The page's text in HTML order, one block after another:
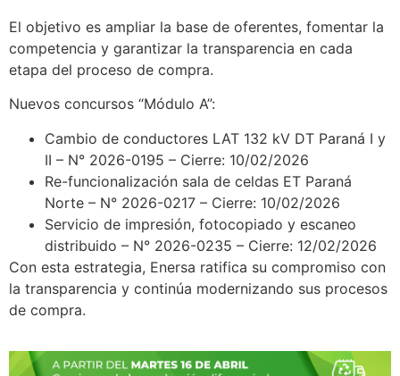
El objetivo es ampliar la base de oferentes, fomentar la
competencia y garantizar la transparencia en cada
etapa del proceso de compra.
Nuevos concursos “Módulo A”:
Cambio de conductores LAT 132 kV DT Paraná I y
II – N° 2026-0195 – Cierre: 10/02/2026
Re-funcionalización sala de celdas ET Paraná
Norte – N° 2026-0217 – Cierre: 10/02/2026
Servicio de impresión, fotocopiado y escaneo
distribuido – N° 2026-0235 – Cierre: 12/02/2026
Con esta estrategia, Enersa ratifica su compromiso con
la transparencia y continúa modernizando sus procesos
de compra.